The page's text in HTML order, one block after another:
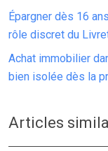
Épargner dès 16
rôle discret du
Achat immobilier
bien isolée dès la
Articles